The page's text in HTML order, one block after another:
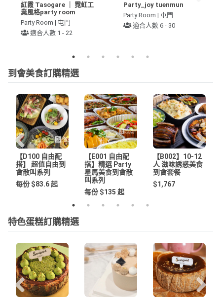
紅霞 Tasogare ｜ 霓虹工
業風格party room
Party Room | 屯門
適合人數 1 - 22
Party_joy tuenmun
Party Room | 屯門
適合人數 6 - 30
到會美食訂購精選
【D100 自由配
搭】 超值自由到
會散叫系列
每份 $83.6 起
【E001 自由配
搭】精選 Party
星馬美食到會散
叫系列
每份 $135 起
【B002】10-12
人 滋味誘惑美食
到會套餐
$1,767
特色蛋糕訂購精選